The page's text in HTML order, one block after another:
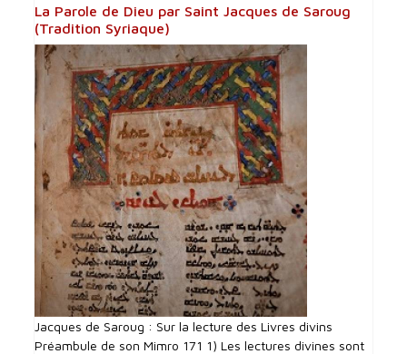
La Parole de Dieu par Saint Jacques de Saroug
(Tradition Syriaque)
Jacques de Saroug : Sur la lecture des Livres divins
Préambule de son Mimro 171 1) Les lectures divines sont